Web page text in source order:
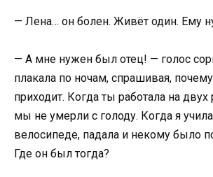
— Лена… он болен. Живёт один. Ему
— А мне нужен был отец! — голос
плакала по ночам, спрашивая,
приходит. Когда ты работала на двух
мы не умерли с голоду. Когда я
велосипеде, падала и некому было
Где он был тогда?